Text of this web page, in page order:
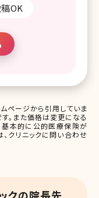
OK
ページから引用していま
。また価格は変更になる
基本的に公的医療保険が
クリニックに問い合わせ